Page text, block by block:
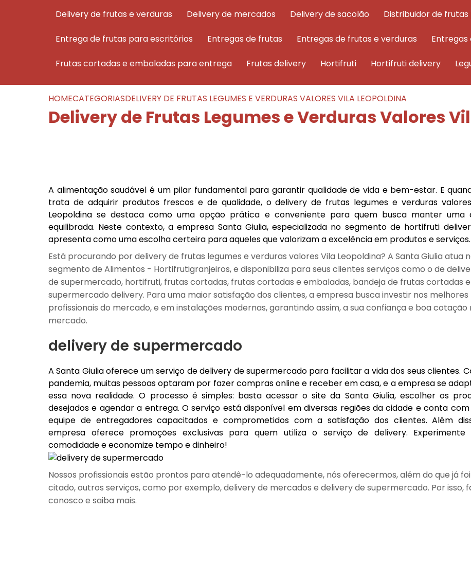
delivery de frutas e verduras delivery de mercados delivery de sacolão distribuidor de
entrega de frutas para escritórios entregas de frutas entregas de frutas e verduras
frutas cortadas e embaladas para entrega frutas delivery hortifruti hortifruti delivery
HOMECATEGORIASDELIVERY DE FRUTAS LEGUMES E VERDURAS VALORES VILA LEOPOLDINA
Delivery de Frutas Legumes e Verduras Valores
A alimentação saudável é um pilar fundamental para garantir qualidade de vida e bem-estar. E
trata de adquirir produtos frescos e de qualidade, o delivery de frutas legumes e verduras
Leopoldina se destaca como uma opção prática e conveniente para quem busca manter uma
equilibrada. Neste contexto, a empresa Santa Giulia, especializada no segmento de hortifruti
apresenta como uma escolha certeira para aqueles que valorizam a excelência em produtos e serviços.
Está procurando por delivery de frutas legumes e verduras valores Vila Leopoldina? A Santa Giulia atua
segmento de Alimentos - Hortifrutigranjeiros, e disponibiliza para seus clientes serviços como o de
de supermercado, hortifruti, frutas cortadas, frutas cortadas e embaladas, bandeja de frutas cortadas e
supermercado delivery. Para uma maior satisfação dos clientes, a empresa busca investir nos melhores
profissionais do mercado, e em instalações modernas, garantindo assim, a sua confiança e boa cotação
mercado.
delivery de supermercado
A Santa Giulia oferece um serviço de delivery de supermercado para facilitar a vida dos seus clientes.
pandemia, muitas pessoas optaram por fazer compras online e receber em casa, e a empresa se
essa nova realidade. O processo é simples: basta acessar o site da Santa Giulia, escolher os
desejados e agendar a entrega. O serviço está disponível em diversas regiões da cidade e conta
equipe de entregadores capacitados e comprometidos com a satisfação dos clientes. Além
empresa oferece promoções exclusivas para quem utiliza o serviço de delivery. Experimente
comodidade e economize tempo e dinheiro!
Nossos profissionais estão prontos para atendê-lo adequadamente, nós oferecermos, além do que já foi
citado, outros serviços, como por exemplo, delivery de mercados e delivery de supermercado. Por isso,
conosco e saiba mais.